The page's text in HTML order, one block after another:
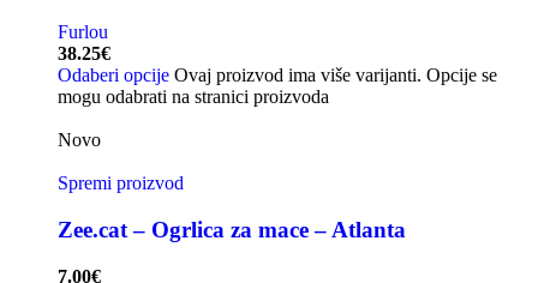
Furlou
38.25€
Odaberi opcije Ovaj proizvod ima više varijanti. Opcije se
mogu odabrati na stranici proizvoda
Novo
Spremi proizvod
Zee.cat – Ogrlica za mace – Atlanta
7.00€